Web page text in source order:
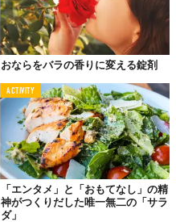
おならをバラの香りに変える錠剤
ACTIVITY
「エンタメ」と「おもてなし」の精
神がつくりだした唯一無二の「サラ
ダ」